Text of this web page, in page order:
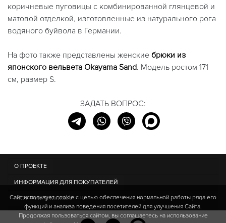
коричневые пуговицы с комбинированной глянцевой и
матовой отделкой, изготовленные из натурального рога
водяного буйвола в Германии.
На фото также представлены женские брюки из
японского вельвета Okayama Sand. Модель ростом 171
см, размер S.
ЗАДАТЬ ВОПРОС:
О ПРОЕКТЕ
ИНФОРМАЦИЯ ДЛЯ ПОКУПАТЕЛЕЙ
ШОУ-РУМ В МОСКВЕ
Сайт использует cookie c целью обеспечения нормальной работы ряда его
функций и анализа поведения посетителей для улучшения Сайта.
Продолжая пользоваться сайтом, вы соглашаетесь на использование